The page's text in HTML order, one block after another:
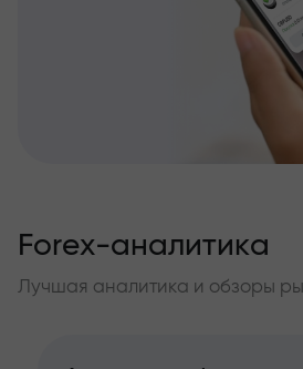
Forex-аналитика
Лучшая аналитика и обзоры